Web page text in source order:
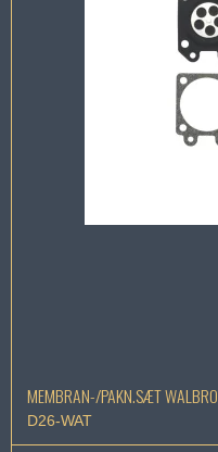
MEMBRAN-/PAKN.SÆT WALBRO
D26-WAT